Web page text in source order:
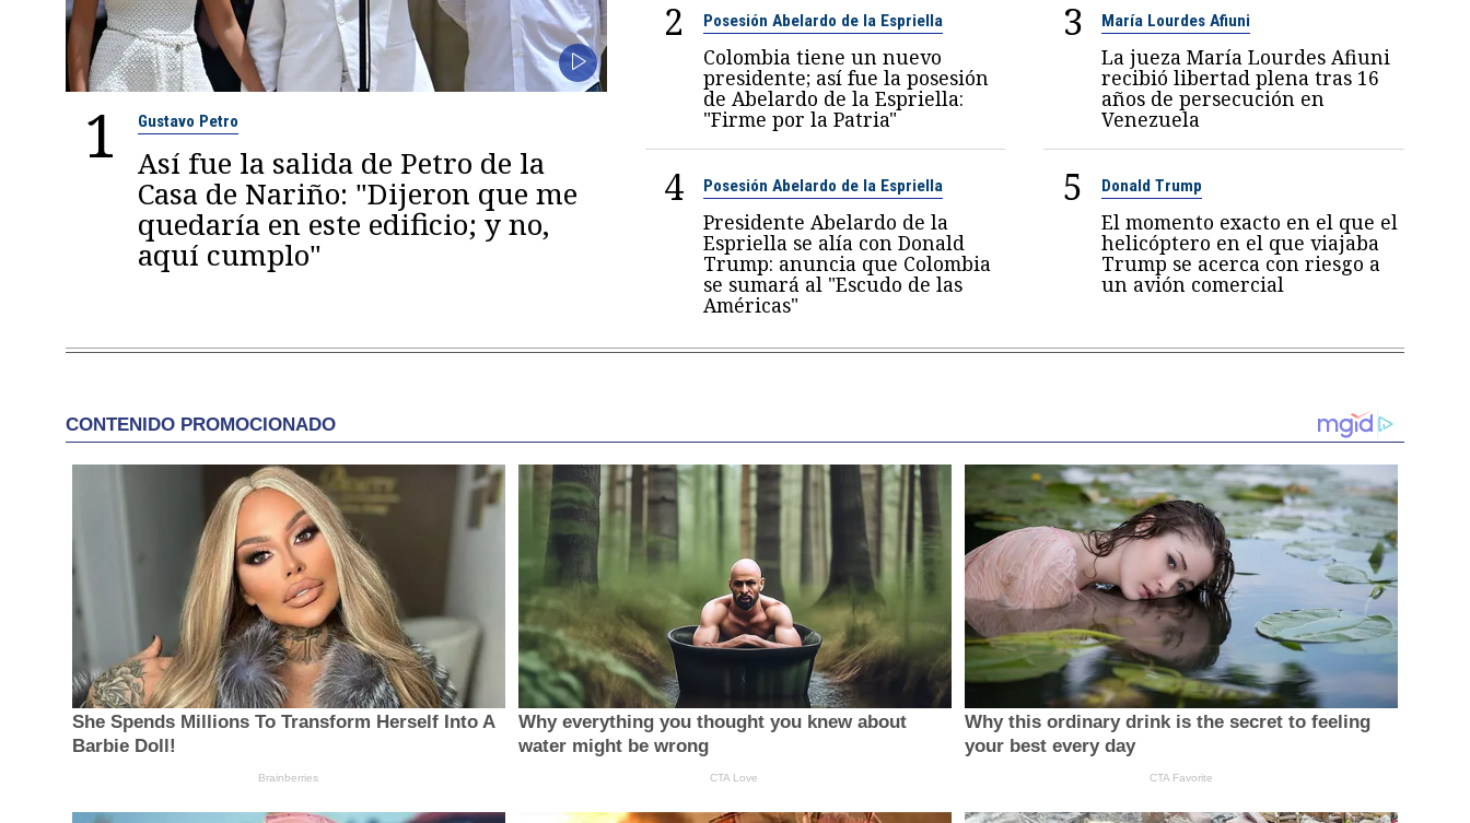
1 Gustavo Petro
Así fue la salida de Petro de la
Casa de Nariño: "Dijeron que me
quedaría en este edificio; y no,
aquí cumplo"
2 Posesión Abelardo de la Espriella
Colombia tiene un nuevo
presidente; así fue la posesión
de Abelardo de la Espriella:
"Firme por la Patria"
3 María Lourdes Afiuni
La jueza María Lourdes Afiuni
recibió libertad plena tras 16
años de persecución en
Venezuela
4 Posesión Abelardo de la Espriella
Presidente Abelardo de la
Espriella se alía con Donald
Trump: anuncia que Colombia
se sumará al "Escudo de las
Américas"
5 Donald Trump
El momento exacto en el que el
helicóptero en el que viajaba
Trump se acerca con riesgo a
un avión comercial